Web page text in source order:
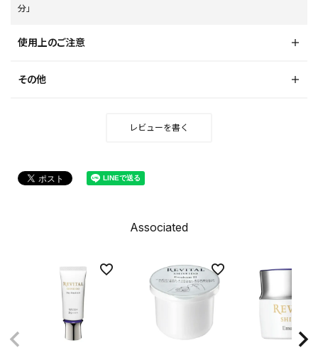
分」
使用上のご注意
その他
レビューを書く
Associated